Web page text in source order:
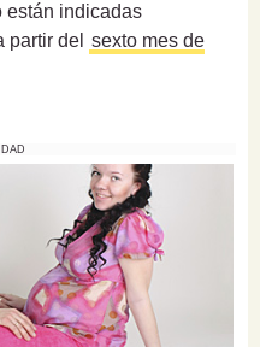
están indicadas
partir del sexto mes de